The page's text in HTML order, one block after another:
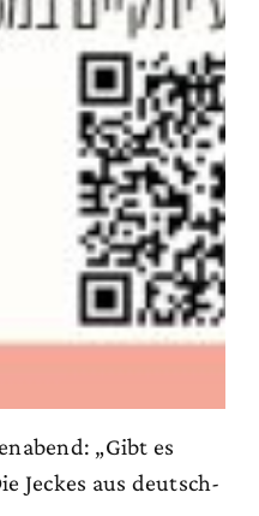
„Gibt es
Jeckes aus deutsch-